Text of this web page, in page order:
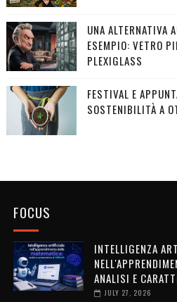
UNA ALTERNATIVA
ESEMPIO: VETRO
PLEXIGLASS
FESTIVAL E
SOSTENIBILITÀ A
FOCUS
INTELLIGENZA
ANALISI E
JULY 27, 2026